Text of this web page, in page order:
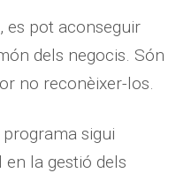
es pot aconseguir
dels negocis. Són
no reconèixer-los.
sigui
en la gestió dels